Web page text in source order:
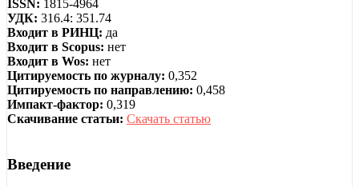
ISSN: 1815-4964
УДК: 316.4: 351.74
Входит в РИНЦ: да
Входит в Scopus: нет
Входит в Wos: нет
Цитируемость по журналу: 0,352
Цитируемость по направлению: 0,458
Импакт-фактор: 0,319
Скачивание статьи: Скачать статью
Введение